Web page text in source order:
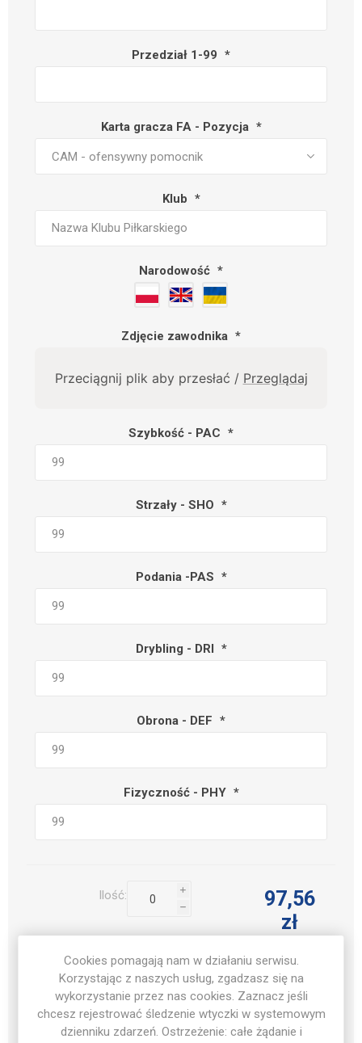
Przedział 1-99 *
Karta gracza FA - Pozycja *
Klub *
Narodowość *
Zdjęcie zawodnika *
Przeciągnij plik aby przesłać / Przeglądaj
Szybkość - PAC *
Strzały - SHO *
Podania -PAS *
Drybling - DRI *
Obrona - DEF *
Fizyczność - PHY *
Ilość: i
h
97,56
zł
DODAJ DO LISTY
ŻYCZEŃ
Cookies pomagają nam w działaniu serwisu.
Korzystając z naszych usług, zgadzasz się na
wykorzystanie przez nas cookies. Zaznacz jeśli
chcesz rejestrować śledzenie wtyczki w systemowym
dzienniku zdarzeń. Ostrzeżenie: całe żądanie i